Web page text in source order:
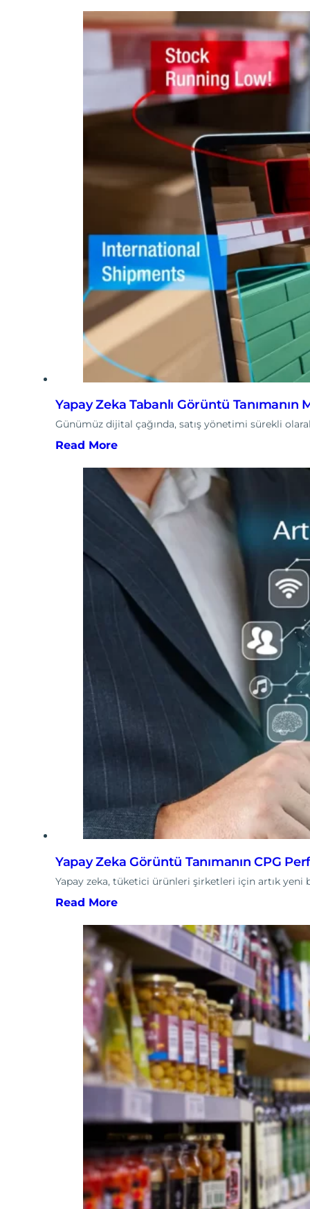
Yapay Zeka Tabanlı Görüntü
Günümüz dijital çağında, satış yönetimi sürekli
Read More
Yapay Zeka Görüntü Tanımanın CPG
Yapay zeka, tüketici ürünleri şirketleri için artık
Read More